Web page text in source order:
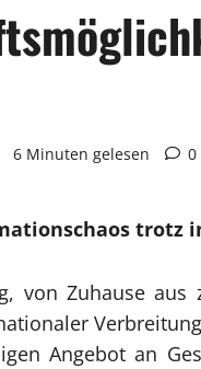
6 Minuten gelesen 0
trotz
von Zuhause
Angebot an